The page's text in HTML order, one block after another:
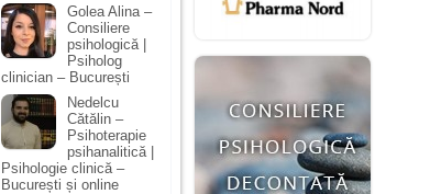
Golea Alina –
Consiliere
psihologică |
Psiholog
clinician – București
Nedelcu
Cătălin –
Psihoterapie
psihanalitică |
Psihologie clinică –
București și online